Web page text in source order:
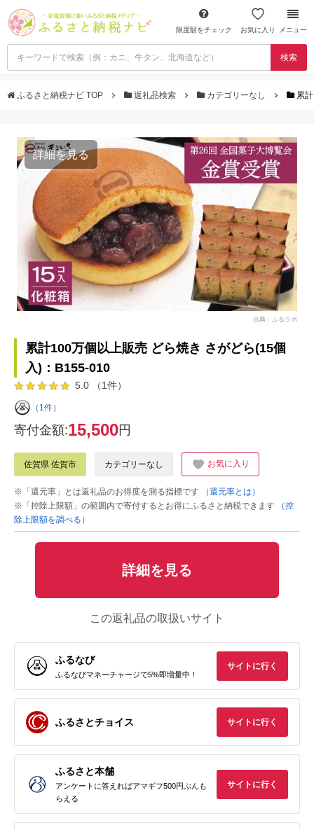
限度額をチェック お気に入り メニュー
検索
ふるさと納税ナビ TOP 返礼品検索 カテゴリーなし 累
詳細を見る
出典：ふるラボ
累計100万個以上販売 どら焼き さがどら(15個
入)：B155-010
5.0 （1件）
（1件）
寄付金額:15,500円
佐賀県 佐賀市 カテゴリーなし お気に入り
※「還元率」とは返礼品のお得度を測る指標です
（還元率とは）
※「控除上限額」の範囲内で寄付するとお得にふるさと納税できます
（控
除上限額を調べる）
詳細を見る
この返礼品の取扱いサイト
ふるなび
ふるなびマネーチャージで5%即増量中！
サイトに行く
ふるさとチョイス サイトに行く
ふるさと本舗
アンケートに答えればアマギフ500円ぶんも
らえる
サイトに行く